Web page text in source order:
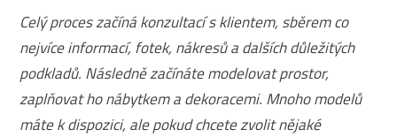
Celý proces začíná konzultací s klientem, sběrem co
nejvíce informací, fotek, nákresů a dalších důležitých
podkladů. Následně začínáte modelovat prostor,
zaplňovat ho nábytkem a dekoracemi. Mnoho modelů
máte k dispozici, ale pokud chcete zvolit nějaké